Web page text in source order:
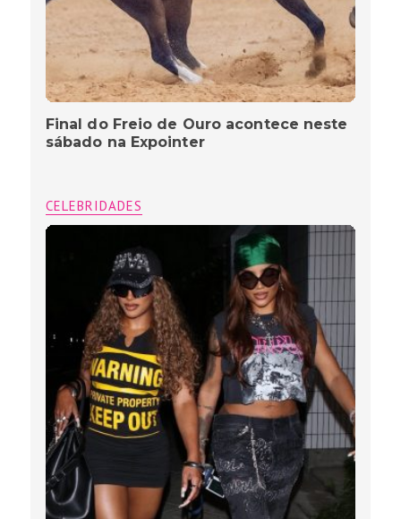
Final do Freio de Ouro acontece neste
sábado na Expointer
CELEBRIDADES